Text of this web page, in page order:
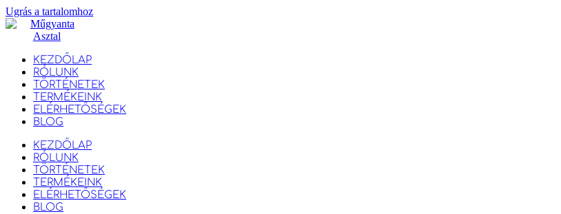
Ugrás a tartalomhoz
KEZDŐLAP
RÓLUNK
TÖRTÉNETEK
TERMÉKEINK
ELÉRHETŐSÉGEK
BLOG
KEZDŐLAP
RÓLUNK
TÖRTÉNETEK
TERMÉKEINK
ELÉRHETŐSÉGEK
BLOG